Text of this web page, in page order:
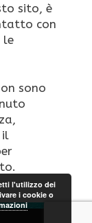
sito, è
con
le
sono
il
l'utilizzo dei
i cookie o